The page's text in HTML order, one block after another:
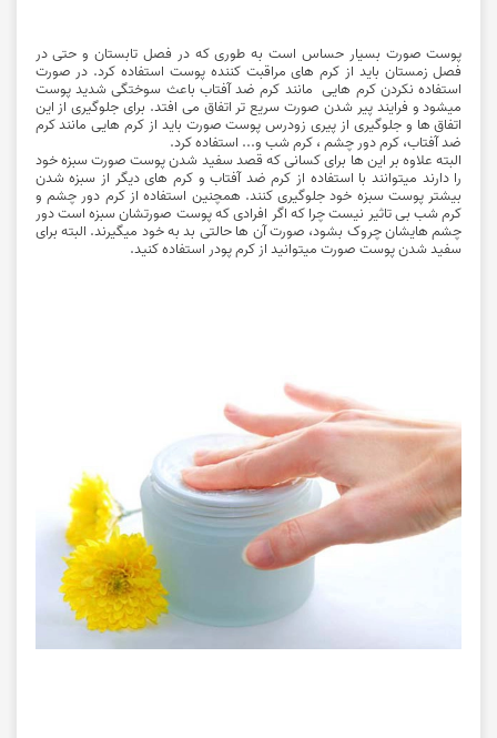
پوست صورت بسیار حساس است به طوری که در فصل تابستان و حتی در
فصل زمستان باید از کرم های مراقبت کننده پوست استفاده کرد. در صورت
استفاده نکردن کرم هایی مانند کرم ضد آفتاب باعث سوختگی شدید پوست
میشود و فرایند پیر شدن صورت سریع تر اتفاق می افتد. برای جلوگیری از این
اتفاق ها و جلوگیری از پیری زودرس پوست صورت باید از کرم هایی مانند کرم
ضد آفتاب، کرم دور چشم ، کرم شب و... استفاده کرد.
البته علاوه بر این ها برای کسانی که قصد سفید شدن پوست صورت سبزه خود
را دارند میتوانند با استفاده از کرم ضد آفتاب و کرم های دیگر از سبزه شدن
بیشتر پوست سبزه خود جلوگیری کنند. همچنین استفاده از کرم دور چشم و
کرم شب بی تاثیر نیست چرا که اگر افرادی که پوست صورتشان سبزه است دور
چشم هایشان چروک بشود، صورت آن ها حالتی بد به خود میگیرند. البته برای
سفید شدن پوست صورت میتوانید از کرم پودر استفاده کنید.